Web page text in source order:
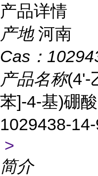
产品详情
产地 河南
Cas：
产品名称(4'-
苯]-4-基)硼酸
1029438-
>
简介